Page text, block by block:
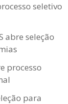
seletivo
abre seleção
processo
para